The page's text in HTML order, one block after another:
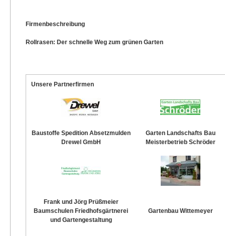
Firmenbeschreibung
Rollrasen: Der schnelle Weg zum grünen Garten
Unsere Partnerfirmen
Baustoffe Spedition Absetzmulden
Drewel GmbH
Garten Landschafts Bau
Meisterbetrieb Schröder
Frank und Jörg Prüßmeier
Baumschulen Friedhofsgärtnerei
und Gartengestaltung
Gartenbau Wittemeyer